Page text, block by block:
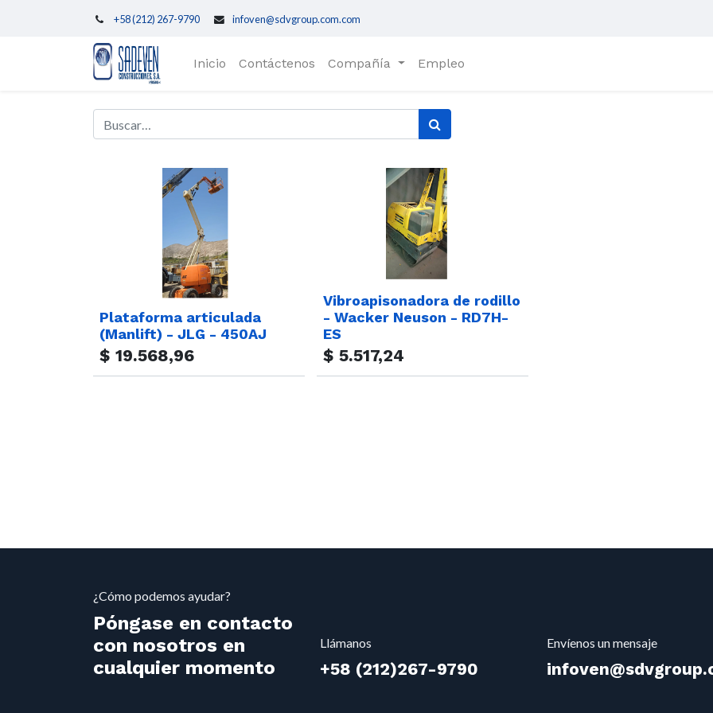
+58 (212) 267-9790 infoven@sdvgroup.com.com
Inicio Contáctenos Compañía Empleo
Plataforma articulada
(Manlift) - JLG - 450AJ
$ 19.568,96
Vibroapisonadora de rodillo
- Wacker Neuson - RD7H-
ES
$ 5.517,24
¿Cómo podemos ayudar?
Póngase en contacto
con nosotros en
cualquier momento
Llámanos
+58 (212)267-9790
Envíenos un mensaje